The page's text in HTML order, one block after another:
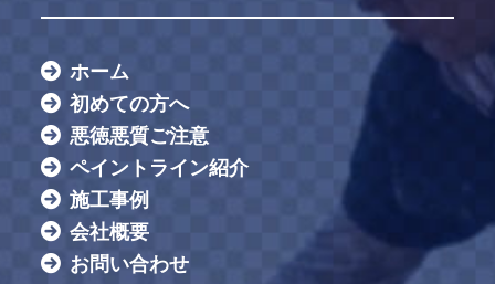
ホーム
初めての方へ
悪徳悪質ご注意
ペイントライン紹介
施工事例
会社概要
お問い合わせ